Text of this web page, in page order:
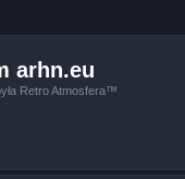
arhn.eu
Retro Atmosfera™